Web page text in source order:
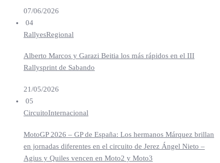
07/06/2026
04
RallyesRegional
Alberto Marcos y Garazi Beitia los más rápidos en el III
Rallysprint de Sabando
21/05/2026
05
CircuitoInternacional
MotoGP 2026 – GP de España: Los hermanos Márquez brillan
en jornadas diferentes en el circuito de Jerez Ángel Nieto –
Agius y Quiles vencen en Moto2 y Moto3